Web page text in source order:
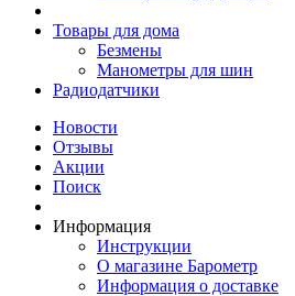
Товары для дома
Безмены
Манометры для шин
Радиодатчики
Новости
Отзывы
Акции
Поиск
Информация
Инструкции
О магазине Барометр
Информация о доставке